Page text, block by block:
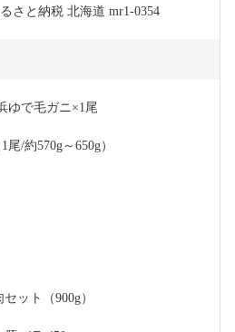
さと納税 北海道 mr1-0354
ゆで毛ガニ×1尾
/約570g～650g）
ット（900g）